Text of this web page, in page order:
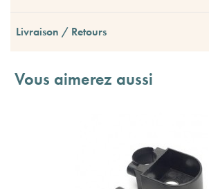
Livraison / Retours
Vous aimerez aussi